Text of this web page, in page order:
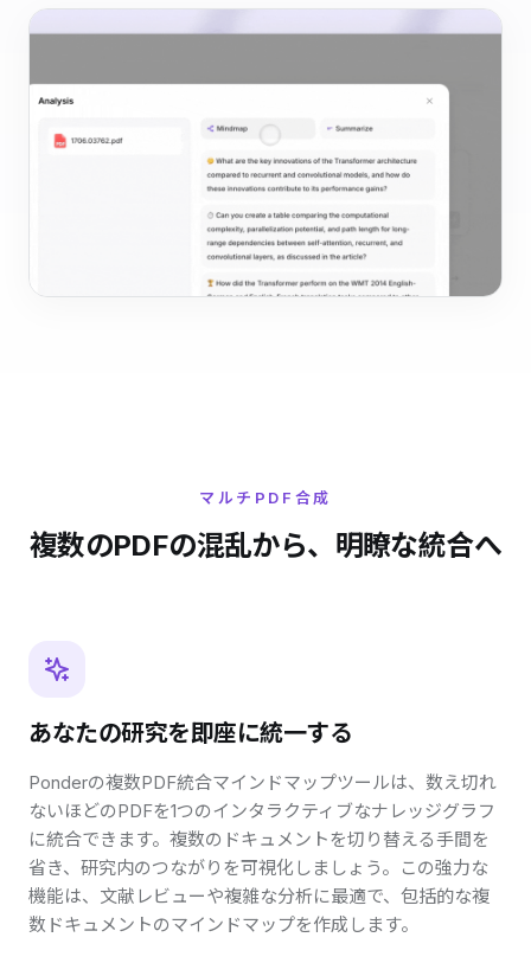
マルチPDF合成
複数のPDFの混乱から、明瞭な統合へ
あなたの研究を即座に統一する
Ponderの複数PDF統合マインドマップツールは、数え切れ
ないほどのPDFを1つのインタラクティブなナレッジグラフ
に統合できます。複数のドキュメントを切り替える手間を
省き、研究内のつながりを可視化しましょう。この強力な
機能は、文献レビューや複雑な分析に最適で、包括的な複
数ドキュメントのマインドマップを作成します。